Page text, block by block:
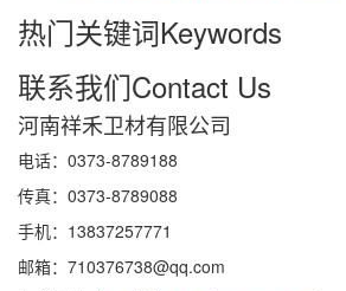
热门关键词Keywords
联系我们Contact Us
河南祥禾卫材有限公司
电话：0373-8789188
传真：0373-8789088
手机：13837257771
邮箱：710376738@qq.com